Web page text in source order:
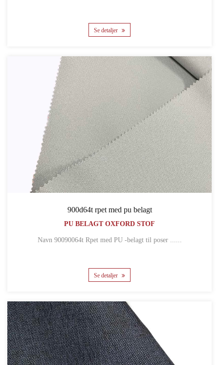
Se detaljer
900d64t rpet med pu belagt
PU BELAGT OXFORD STOF
Navn 90090064t Rpet med PU -belagt til poser ......
Se detaljer